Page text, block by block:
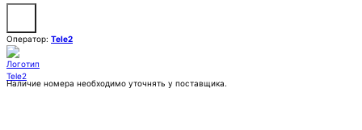
Оператор: Tele2
Наличие номера необходимо уточнять у поставщика.